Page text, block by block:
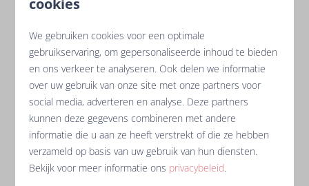
ligt de residentie op slechts een paar minuten van
strandenentoeristische attractiesvan de Vendée.
Een ontspannende omgeving
Geniet na een dag op de green van onze
wellnessruimtes, het zwembad en de nabijgelegen
lokale gastronomie . Onze residentie is een oase van
rust waar u nieuwe energie kunt opdoen.
cookies
We gebruiken cookies voor een optimale
gebruikservaring, om gepersonaliseerde inhoud te bieden
en ons verkeer te analyseren. Ook delen we informatie
over uw gebruik van onze site met onze partners voor
social media, adverteren en analyse. Deze partners
kunnen deze gegevens combineren met andere
informatie die u aan ze heeft verstrekt of die ze hebben
verzameld op basis van uw gebruik van hun diensten.
Bekijk voor meer informatie ons privacybeleid.